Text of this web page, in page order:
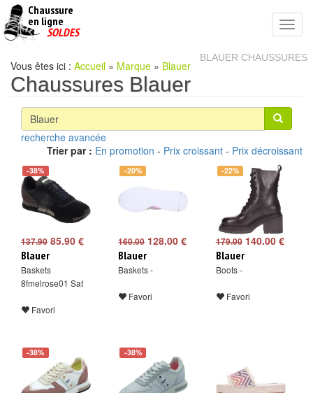
Chaussure
en ligne
pas
SOLDES
BLAUER CHAUSSURES
Vous êtes ici : Accueil » Marque » Blauer
Chaussures Blauer
recherche avancée
Trier par : En promotion - Prix croissant - Prix décroissant
-38%
137.90 85.90 €
Blauer
Baskets
8fmelrose01 Sat
Favori
-20%
160.00128.00 €
Blauer
Baskets -
Favori
-22%
179.00140.00 €
Blauer
Boots -
Favori
-38% -38%